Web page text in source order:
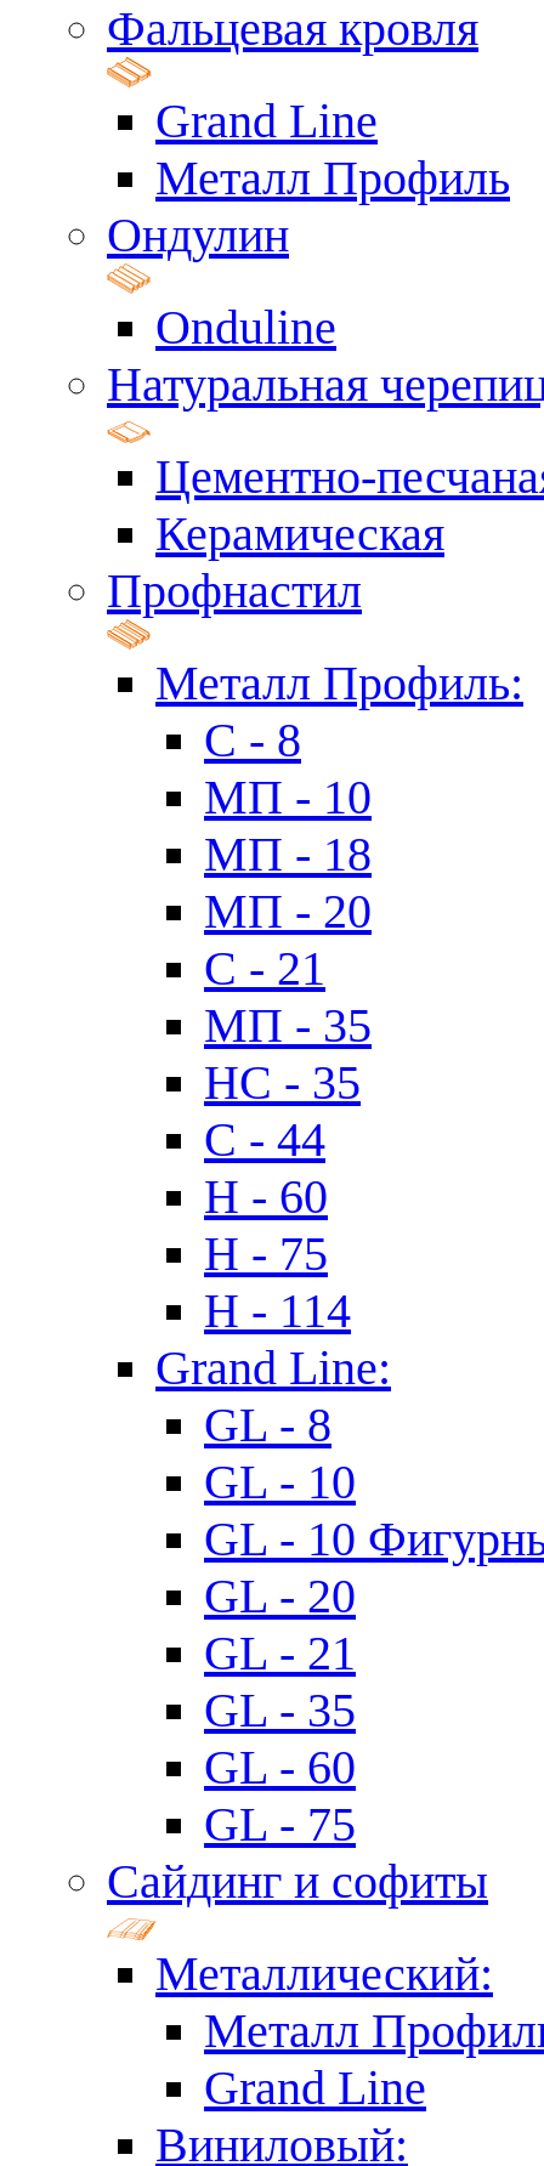
Фальцевая кровля
Grand Line
Металл Профиль
Ондулин
Onduline
Натуральная
Цементно-
Керамическая
Профнастил
Металл Профиль:
C - 8
МП - 10
МП - 18
МП - 20
C - 21
МП - 35
HC - 35
C - 44
H - 60
H - 75
H - 114
Grand Line:
GL - 8
GL - 10
GL - 10
GL - 20
GL - 21
GL - 35
GL - 60
GL - 75
Сайдинг и софиты
Металлический:
Металл
Grand Line
Виниловый: